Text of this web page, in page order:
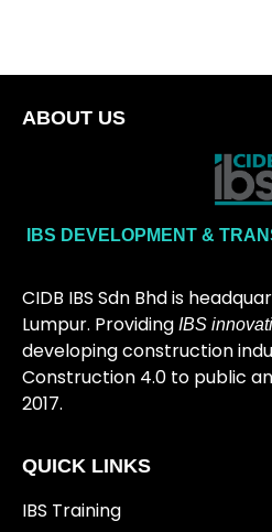
ABOUT US
IBS DEVELOPMENT &
CIDB IBS Sdn Bhd is
Lumpur. Providing IBS
developing construction
Construction 4.0 to public
2017.
QUICK LINKS
IBS Training